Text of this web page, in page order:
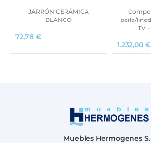
JARRÓN CERÁMICA
BLANCO
72,78 €
perla/
TV
1.232,00 €
Muebles Hermogenes